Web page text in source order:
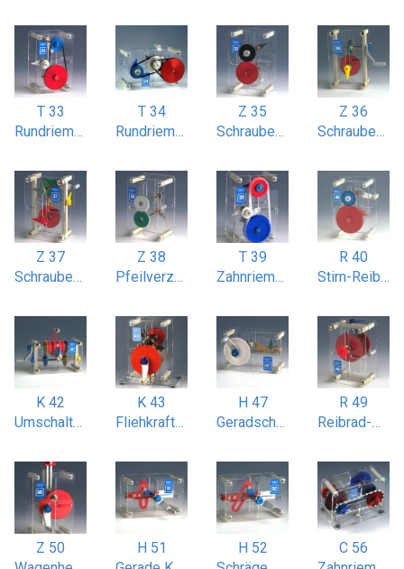
T 33
Rundriemenantrieb mit Spannrolle
T 34
Rundriemenantrieb zweistufig
Z 35
Schraubenradgetriebe einstufig
Z 36
Schraubenradgetriebe einstufig mit 90° gekreuzten Wellen
Z 37
Schraubenradgetriebe zweistufig
Z 38
Pfeilverzahnungs-Getriebe
T 39
Zahnriemenantrieb mit Spannrad
R 40
Stirn-Reibradgetriebe
K 42
Umschalt-Zahnkupplung
K 43
Fliehkraftkupplung
H 47
Geradschubkurbel (nach James Watt)
R 49
Reibrad-Wendegetriebe
Z 50
H 51
H 52
C 56